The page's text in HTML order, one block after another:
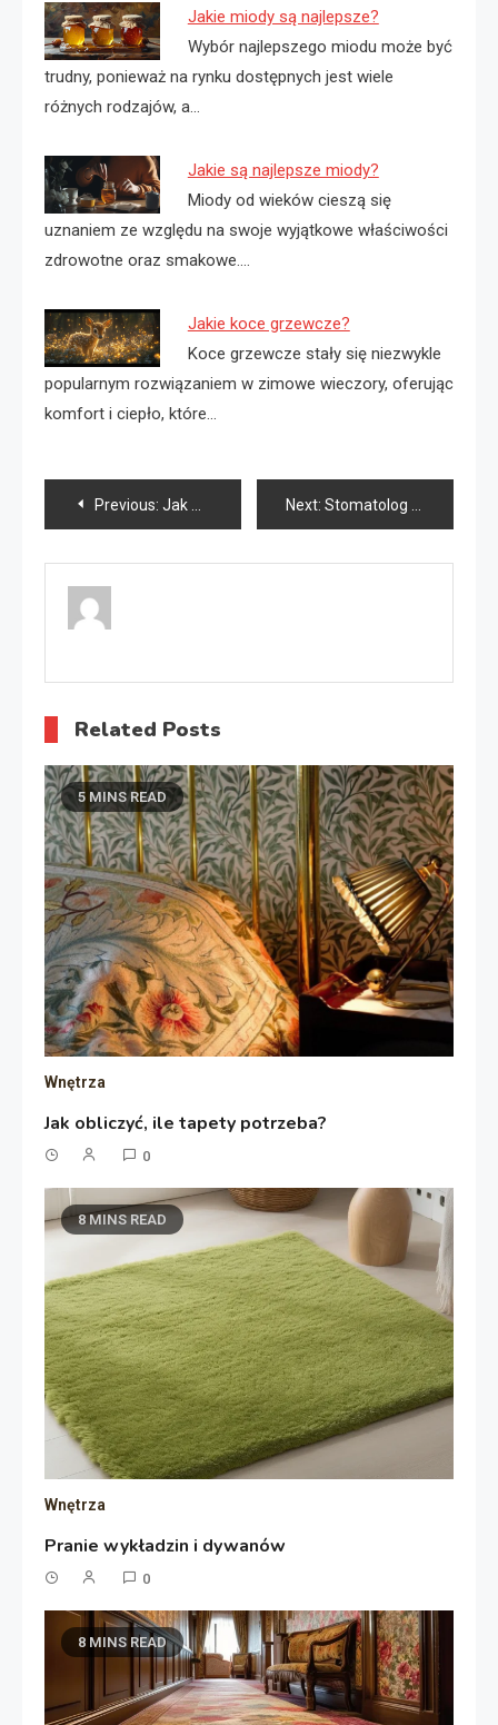
Jakie miody są najlepsze?
Wybór najlepszego miodu może być
trudny, ponieważ na rynku dostępnych jest wiele
różnych rodzajów, a…
Jakie są najlepsze miody?
Miody od wieków cieszą się
uznaniem ze względu na swoje wyjątkowe właściwości
zdrowotne oraz smakowe.…
Jakie koce grzewcze?
Koce grzewcze stały się niezwykle
popularnym rozwiązaniem w zimowe wieczory, oferując
komfort i ciepło, które…
Nawigacja
wpisu
Previous: Jak wyprać koce? Next: Stomatolog Tarnobrzeg
Related Posts
5 MINS READ
Wnętrza
Jak obliczyć, ile tapety potrzeba?
0
8 MINS READ
Wnętrza
Pranie wykładzin i dywanów
0
8 MINS READ